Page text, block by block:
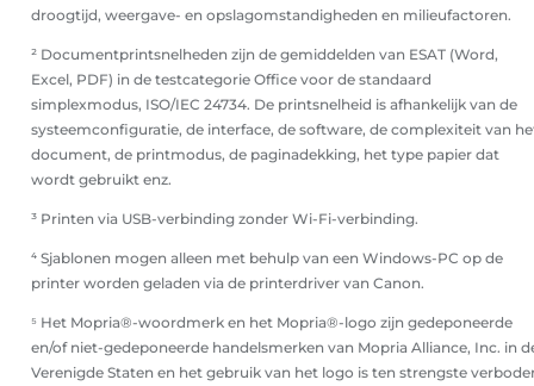
droogtijd, weergave- en opslagomstandigheden en milieufactoren.
² Documentprintsnelheden zijn de gemiddelden van ESAT (Word,
Excel, PDF) in de testcategorie Office voor de standaard
simplexmodus, ISO/IEC 24734. De printsnelheid is afhankelijk van de
systeemconfiguratie, de interface, de software, de complexiteit van
document, de printmodus, de paginadekking, het type papier dat
wordt gebruikt enz.
³ Printen via USB-verbinding zonder Wi-Fi-verbinding.
⁴ Sjablonen mogen alleen met behulp van een Windows-PC op de
printer worden geladen via de printerdriver van Canon.
⁵ Het Mopria®-woordmerk en het Mopria®-logo zijn gedeponeerde
en/of niet-gedeponeerde handelsmerken van Mopria Alliance, Inc. in
Verenigde Staten en het gebruik van het logo is ten strengste